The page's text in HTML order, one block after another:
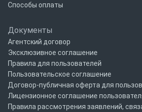
Способы оплаты
Документы
Агентский договор
Эксклюзивное соглашение
Правила для пользователей
Пользовательское соглашение
Договор-публичная оферта для
Лицензионное соглашение
Правила рассмотрения заявлений,